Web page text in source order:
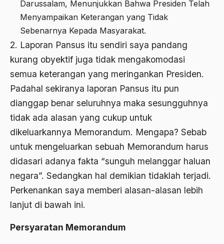
Darussalam, Menunjukkan Bahwa Presiden Telah
Menyampaikan Keterangan yang Tidak
Sebenarnya Kepada Masyarakat.
2. Laporan Pansus itu sendiri saya pandang
kurang obyektif juga tidak mengakomodasi
semua keterangan yang meringankan Presiden.
Padahal sekiranya laporan Pansus itu pun
dianggap benar seluruhnya maka sesungguhnya
tidak ada alasan yang cukup untuk
dikeluarkannya Memorandum. Mengapa? Sebab
untuk mengeluarkan sebuah Memorandum harus
didasari adanya fakta “sunguh melanggar haluan
negara”. Sedangkan hal demikian tidaklah terjadi.
Perkenankan saya memberi alasan-alasan lebih
lanjut di bawah ini.
Persyaratan Memorandum
Ali Khomeini
Ali Shariati
Ali Sidikin
Aliran AHmadiyah
Aliran Kepercayaan
Alistair Cook
ALmanak
Alternatif Moral
Alternatif Nilai